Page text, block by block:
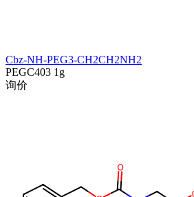
Cbz-NH-PEG3-CH2CH2NH2
PEGC403 1g
询价